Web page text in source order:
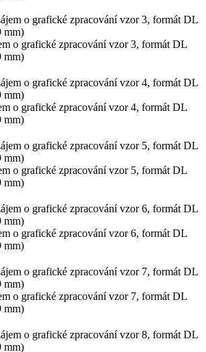
o grafické zpracování vzor 3, formát DL
mm)
o grafické zpracování vzor 4, formát DL
mm)
o grafické zpracování vzor 5, formát DL
mm)
o grafické zpracování vzor 6, formát DL
mm)
o grafické zpracování vzor 7, formát DL
mm)